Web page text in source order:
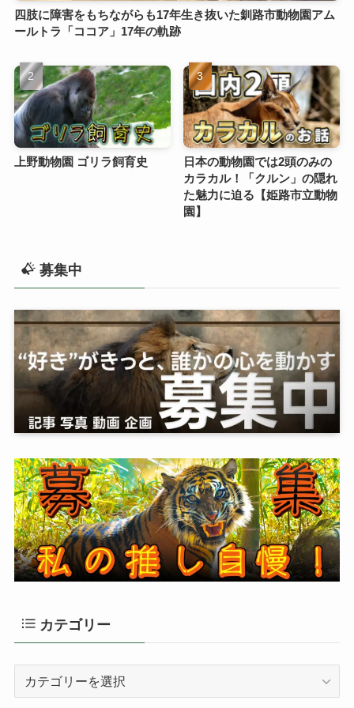
四肢に障害をもちながらも17年生き抜いた釧路市動物園アム
ールトラ「ココア」17年の軌跡
上野動物園 ゴリラ飼育史
日本の動物園では2頭のみの
カラカル！「クルン」の隠れ
た魅力に迫る【姫路市立動物
園】
募集中
カテゴリー